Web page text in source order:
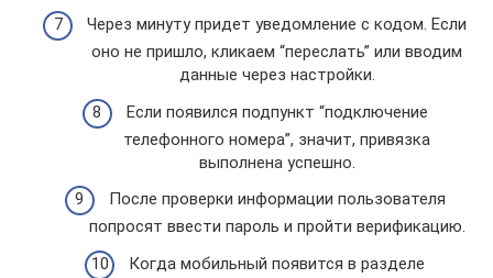
Через минуту придет уведомление с кодом. Если
оно не пришло, кликаем “переслать” или вводим
данные через настройки.
Если появился подпункт “подключение
телефонного номера”, значит, привязка
выполнена успешно.
После проверки информации пользователя
попросят ввести пароль и пройти верификацию.
Когда мобильный появится в разделе